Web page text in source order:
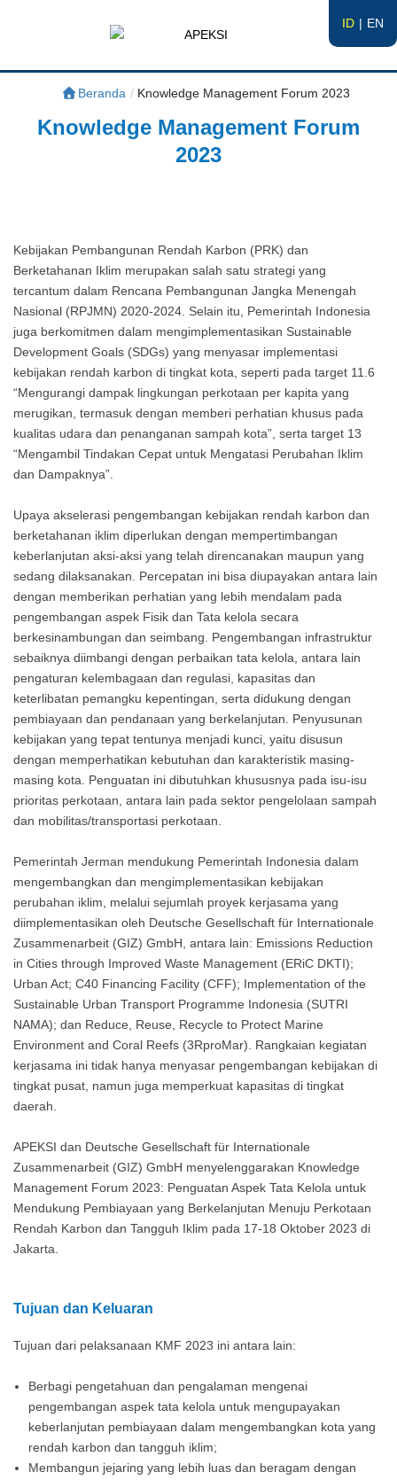
ID EN
APEKSI
#APEKSInergiBeranda / Knowledge Management Forum 2023
Knowledge Management Forum
2023
Kebijakan Pembangunan Rendah Karbon (PRK) dan
Berketahanan Iklim merupakan salah satu strategi yang
tercantum dalam Rencana Pembangunan Jangka Menengah
Nasional (RPJMN) 2020-2024. Selain itu, Pemerintah Indonesia
juga berkomitmen dalam mengimplementasikan Sustainable
Development Goals (SDGs) yang menyasar implementasi
kebijakan rendah karbon di tingkat kota, seperti pada target 11.6
“Mengurangi dampak lingkungan perkotaan per kapita yang
merugikan, termasuk dengan memberi perhatian khusus pada
kualitas udara dan penanganan sampah kota”, serta target 13
“Mengambil Tindakan Cepat untuk Mengatasi Perubahan Iklim
dan Dampaknya”.
Upaya akselerasi pengembangan kebijakan rendah karbon dan
berketahanan iklim diperlukan dengan mempertimbangan
keberlanjutan aksi-aksi yang telah direncanakan maupun yang
sedang dilaksanakan. Percepatan ini bisa diupayakan antara lain
dengan memberikan perhatian yang lebih mendalam pada
pengembangan aspek Fisik dan Tata kelola secara
berkesinambungan dan seimbang. Pengembangan infrastruktur
sebaiknya diimbangi dengan perbaikan tata kelola, antara lain
pengaturan kelembagaan dan regulasi, kapasitas dan
keterlibatan pemangku kepentingan, serta didukung dengan
pembiayaan dan pendanaan yang berkelanjutan. Penyusunan
kebijakan yang tepat tentunya menjadi kunci, yaitu disusun
dengan memperhatikan kebutuhan dan karakteristik masing-
masing kota. Penguatan ini dibutuhkan khususnya pada isu-isu
prioritas perkotaan, antara lain pada sektor pengelolaan sampah
dan mobilitas/transportasi perkotaan.
Pemerintah Jerman mendukung Pemerintah Indonesia dalam
mengembangkan dan mengimplementasikan kebijakan
perubahan iklim, melalui sejumlah proyek kerjasama yang
diimplementasikan oleh Deutsche Gesellschaft für Internationale
Zusammenarbeit (GIZ) GmbH, antara lain: Emissions Reduction
in Cities through Improved Waste Management (ERiC DKTI);
Urban Act; C40 Financing Facility (CFF); Implementation of the
Sustainable Urban Transport Programme Indonesia (SUTRI
NAMA); dan Reduce, Reuse, Recycle to Protect Marine
Environment and Coral Reefs (3RproMar). Rangkaian kegiatan
kerjasama ini tidak hanya menyasar pengembangan kebijakan di
tingkat pusat, namun juga memperkuat kapasitas di tingkat
daerah.
APEKSI dan Deutsche Gesellschaft für Internationale
Zusammenarbeit (GIZ) GmbH menyelenggarakan Knowledge
Management Forum 2023: Penguatan Aspek Tata Kelola untuk
Mendukung Pembiayaan yang Berkelanjutan Menuju Perkotaan
Rendah Karbon dan Tangguh Iklim pada 17-18 Oktober 2023 di
Jakarta.
Tujuan dan Keluaran
Tujuan dari pelaksanaan KMF 2023 ini antara lain:
Berbagi pengetahuan dan pengalaman mengenai
pengembangan aspek tata kelola untuk mengupayakan
keberlanjutan pembiayaan dalam mengembangkan kota yang
rendah karbon dan tangguh iklim;
Membangun jejaring yang lebih luas dan beragam dengan